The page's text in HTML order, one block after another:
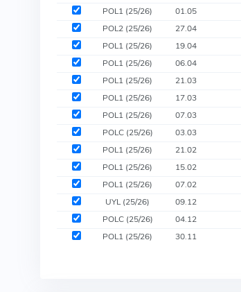
POL1 (25/26) 01.05
POL2 (25/26) 27.04
POL1 (25/26) 19.04
POL1 (25/26) 06.04
POL1 (25/26) 21.03
POL1 (25/26) 17.03
POL1 (25/26) 07.03
POLC (25/26) 03.03
POL1 (25/26) 21.02
POL1 (25/26) 15.02
POL1 (25/26) 07.02
UYL (25/26) 09.12
POLC (25/26) 04.12
POL1 (25/26) 30.11